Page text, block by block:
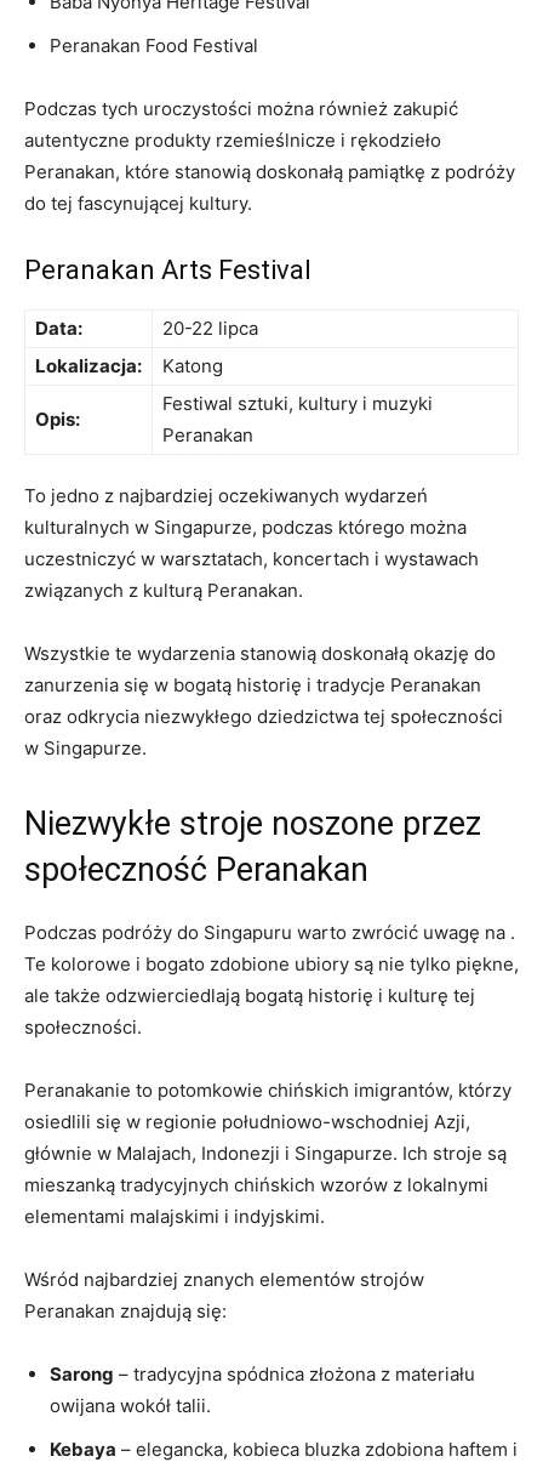
Peranakan ​Food Festival
Podczas tych uroczystości można ‌również ​zakupić
autentyczne produkty rzemieślnicze i rękodzieło⁢
Peranakan, które stanowią doskonałą pamiątkę z podróży
do tej fascynującej kultury.
Peranakan Arts Festival
Data:
20-22 lipca
Lokalizacja:
Katong
Opis:
Festiwal sztuki, kultury i muzyki
Peranakan
To‍ jedno z najbardziej oczekiwanych wydarzeń
kulturalnych⁣ w‌ Singapurze, podczas ⁤którego można
‌uczestniczyć w warsztatach, koncertach ⁣i wystawach
związanych z kulturą Peranakan.
Wszystkie te wydarzenia stanowią doskonałą okazję do
zanurzenia się w bogatą historię ⁤i ‌tradycje Peranakan
oraz odkrycia niezwykłego dziedzictwa tej społeczności
w Singapurze.
Niezwykłe stroje noszone ​przez
społeczność Peranakan
Podczas podróży do‍ Singapuru warto zwrócić uwagę na⁤ .
Te kolorowe i bogato zdobione ubiory są​ nie‍ tylko piękne,
⁢ale także odzwierciedlają bogatą historię‌ i kulturę‌ tej
społeczności.
Peranakanie to ⁤potomkowie chińskich imigrantów, którzy⁤
osiedlili się w regionie południowo-wschodniej​ Azji,
głównie w Malajach, Indonezji i Singapurze. Ich stroje są
mieszanką tradycyjnych⁣ chińskich wzorów​ z lokalnymi
elementami malajskimi i indyjskimi.
Wśród najbardziej⁤ znanych elementów strojów
Peranakan znajdują​ się:
Sarong – tradycyjna spódnica złożona z materiału
owijana wokół talii.
Kebaya – elegancka,‍ kobieca bluzka zdobiona haftem i